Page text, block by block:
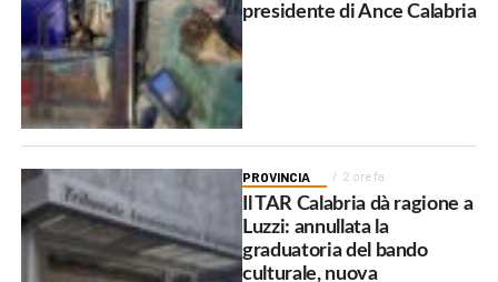
presidente di Ance Calabria
PROVINCIA 2 ore fa
Il TAR Calabria dà ragione a
Luzzi: annullata la
graduatoria del bando
culturale, nuova